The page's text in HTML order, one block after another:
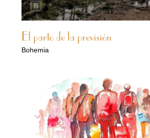
El parto de la previsión
Bohemia